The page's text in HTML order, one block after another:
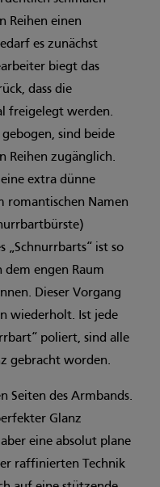
Reihen einen
es zunächst
biegt das
dass die
freigelegt werden.
sind beide
Reihen zugänglich.
extra dünne
romantischen Namen
„Schnurrbarts“ ist so
dem engen Raum
Dieser Vorgang
wiederholt. Ist jede
poliert, sind alle
gebracht worden.
Seiten des Armbands.
Glanz
eine absolut plane
raffinierten Technik